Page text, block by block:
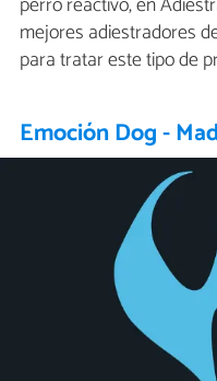
mejores adiestradores
para tratar este tipo de
Emoción Dog -